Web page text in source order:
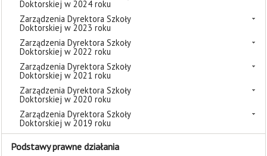
Doktorskiej w 2024 roku
Zarządzenia Dyrektora Szkoły
Doktorskiej w 2023 roku
Zarządzenia Dyrektora Szkoły
Doktorskiej w 2022 roku
Zarządzenia Dyrektora Szkoły
Doktorskiej w 2021 roku
Zarządzenia Dyrektora Szkoły
Doktorskiej w 2020 roku
Zarządzenia Dyrektora Szkoły
Doktorskiej w 2019 roku
Podstawy prawne działania